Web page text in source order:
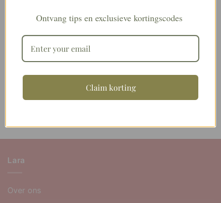
Perfect Dress Olive
Perfect Dress Lila
Perfect Dress Khaki
Lara
Over ons
Ontvang tips en exclusieve kortingscodes
Claim korting